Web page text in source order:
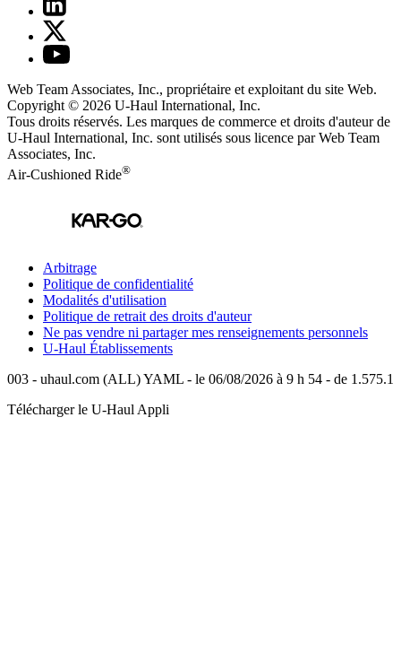
Web Team Associates, Inc., propriétaire et exploitant du site Web.
Copyright © 2026 U-Haul International, Inc.
Tous droits réservés. Les marques de commerce et droits d'auteur de
U-Haul International, Inc. sont utilisés sous licence par Web Team
Associates, Inc.
Air-Cushioned Ride®
Arbitrage
Politique de confidentialité
Modalités d'utilisation
Politique de retrait des droits d'auteur
Ne pas vendre ni partager mes renseignements personnels
U-Haul Établissements
003 - uhaul.com (ALL) YAML - le 06/08/2026 à 9 h 54 - de 1.575.1
Télécharger le U-Haul Appli